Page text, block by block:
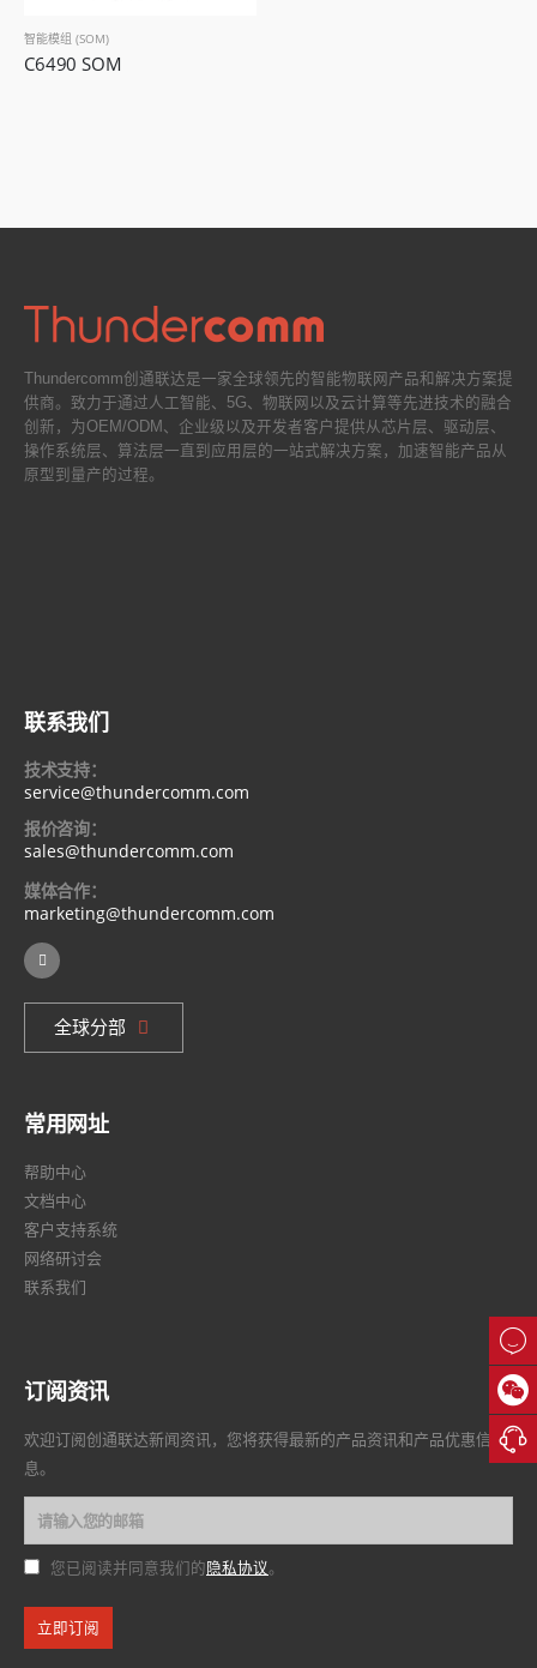
智能模组 (SOM)
C6490 SOM
Thundercomm创通联达是一家全球领先的智能物联网产品和解决方案提
供商。致力于通过人工智能、5G、物联网以及云计算等先进技术的融合
创新，为OEM/ODM、企业级以及开发者客户提供从芯片层、驱动层、
操作系统层、算法层一直到应用层的一站式解决方案，加速智能产品从
原型到量产的过程。
联系我们
技术支持：
service@thundercomm.com
报价咨询：
sales@thundercomm.com
媒体合作：
marketing@thundercomm.com
全球分部
常用网址
帮助中心
文档中心
客户支持系统
网络研讨会
联系我们
订阅资讯
欢迎订阅创通联达新闻资讯，您将获得最新的产品资讯和产品优惠信
息。
您已阅读并同意我们的隐私协议。


